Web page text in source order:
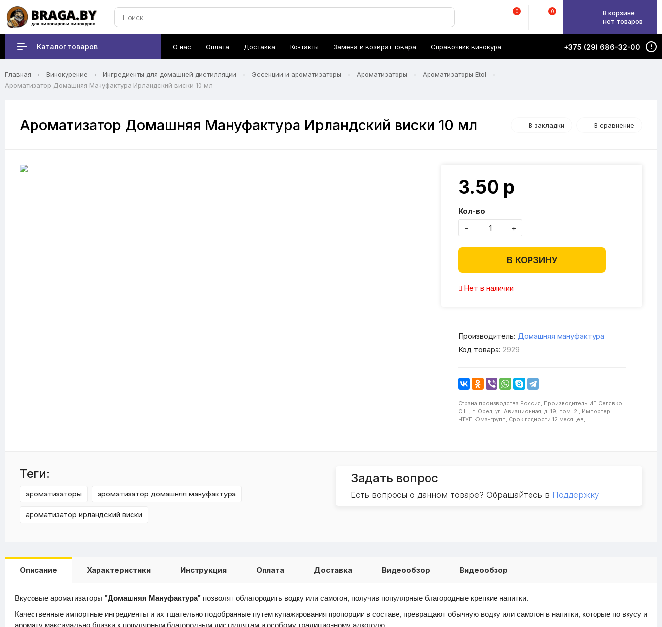
0 0
В корзине
нет товаров
Каталог товаров О нас Оплата Доставка Контакты Замена и возврат товара Справочник винокура +375 (29) 686-32-00
Главная Винокурение Ингредиенты для домашней дистилляции Эссенции и ароматизаторы Ароматизаторы
Ароматизаторы Etol
Ароматизатор Домашняя Мануфактура Ирландский виски 10 мл
Ароматизатор Домашняя Мануфактура Ирландский виски 10 мл В закладки В сравнение
3.50 р
Кол-во
-
+
В КОРЗИНУ
Нет в наличии
Производитель: Домашняя мануфактура
Код товара: 2929
Страна производства Россия, Производитель ИП Селявко
О.Н., г. Орел, ул. Авиационная, д. 19, пом. 2 , Импортер
ЧТУП Юма-групп, Срок годности 12 месяцев,
Теги:
ароматизаторы ароматизатор домашняя мануфактура
ароматизатор ирландский виски
Задать вопрос
Есть вопросы о данном товаре? Обращайтесь в Поддержку
Описание Характеристики Инструкция Оплата Доставка Видеообзор Видеообзор
Вкусовые ароматизаторы "Домашняя Мануфактура" позволят облагородить водку или самогон, получив популярные благородные крепкие напитки.
Качественные импортные ингредиенты и их тщательно подобранные путем купажирования пропорции в составе, превращают обычную водку или самогон в напитки, которые по вкусу и
аромату максимально близки к популярным благородным дистиллятам и особому традиционному алкоголю.